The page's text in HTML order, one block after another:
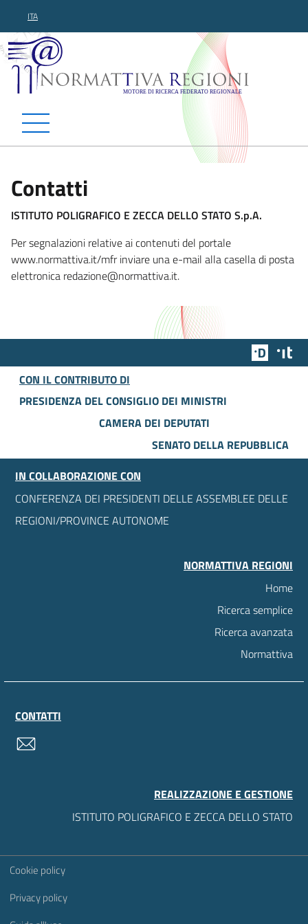
ITA
Normattiva Regioni -
Contatti
ISTITUTO POLIGRAFICO E ZECCA DELLO STATO S.p.A.
Per segnalazioni relative ai contenuti del portale
www.normattiva.it/mfr inviare una e-mail alla casella di posta
elettronica redazione@normattiva.it.
Team
CON IL CONTRIBUTO DI
PRESIDENZA DEL CONSIGLIO DEI MINISTRI
CAMERA DEI DEPUTATI
SENATO DELLA REPUBBLICA
IN COLLABORAZIONE CON
CONFERENZA DEI PRESIDENTI DELLE ASSEMBLEE DELLE
REGIONI/PROVINCE AUTONOME
NORMATTIVA REGIONI
Home
Ricerca semplice
Ricerca avanzata
Normattiva
CONTATTI
REALIZZAZIONE E GESTIONE
ISTITUTO POLIGRAFICO E ZECCA DELLO STATO
Sezione Link Utili
Cookie policy
Privacy policy